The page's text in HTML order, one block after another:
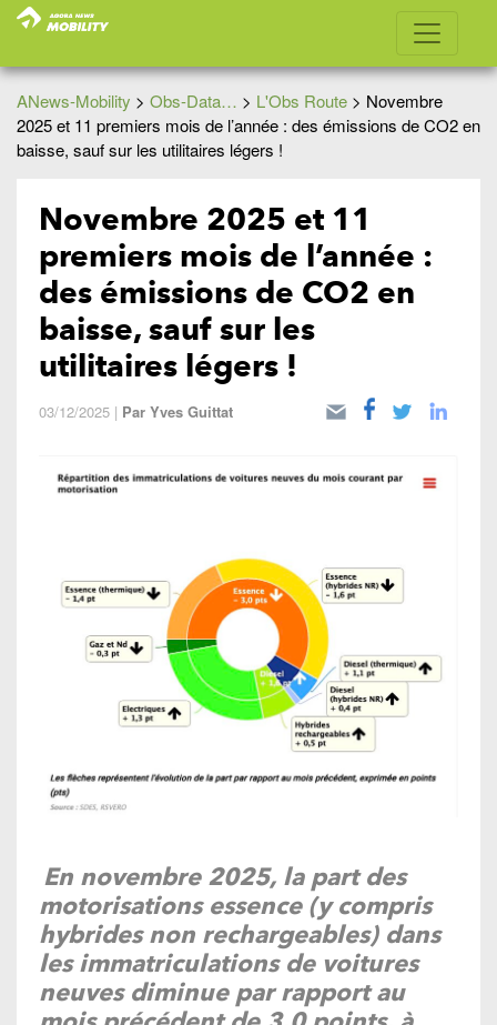
ANews-Mobility > Obs-Data… > L'Obs Route > Novembre
2025 et 11 premiers mois de l’année : des émissions de CO2 en
baisse, sauf sur les utilitaires légers !
Novembre 2025 et 11
premiers mois de l’année :
des émissions de CO2 en
baisse, sauf sur les
utilitaires légers !
03/12/2025 | Par Yves Guittat
En novembre 2025, la part des
motorisations essence (y compris
hybrides non rechargeables) dans
les immatriculations de voitures
neuves diminue par rapport au